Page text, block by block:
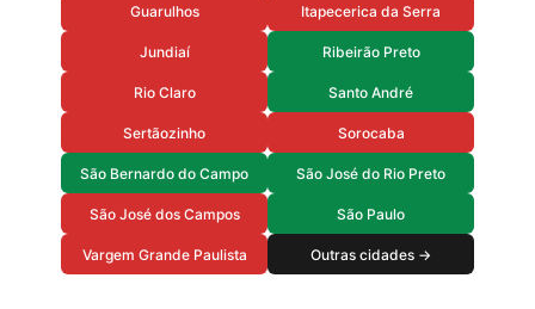
Guarulhos Itapecerica da Serra
Jundiaí Ribeirão Preto
Rio Claro Santo André
Sertãozinho Sorocaba
São Bernardo do Campo São José do Rio Preto
São José dos Campos São Paulo
Vargem Grande Paulista Outras cidades →